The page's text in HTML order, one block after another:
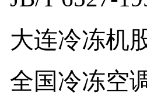
大连冷冻机
全国冷冻空